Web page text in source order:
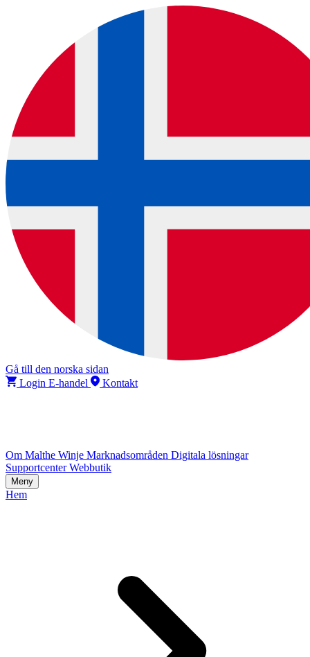
Gå till den norska sidan
Login E-handel
Kontakt
Om Malthe Winje Marknadsområden Digitala lösningar
SupportcenterWebbutik
Meny
Hem